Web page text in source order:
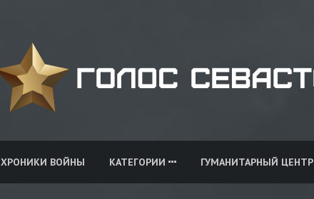
ХРОНИКИ ВОЙНЫ КАТЕГОРИИ ГУМАНИТАРНЫЙ ЦЕНТР